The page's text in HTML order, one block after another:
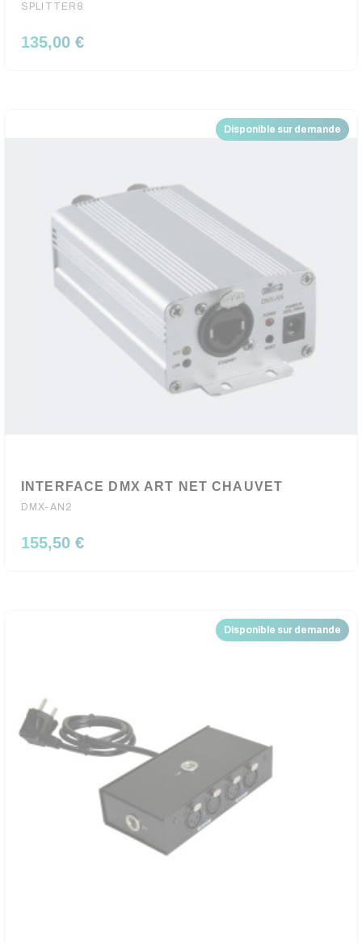
SPLITTER8
135,00 €
Disponible sur demande
INTERFACE DMX ART NET CHAUVET
DMX-AN2
155,50 €
Disponible sur demande